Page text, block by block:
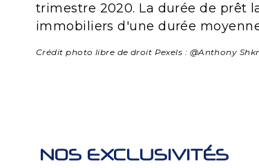
trimestre 2020. La durée de prêt
immobiliers d'une durée
Crédit photo libre de droit Pexels : @Anthony
NOS EXCLUSIVITÉS